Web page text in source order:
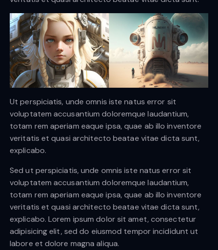
Ut perspiciatis, unde omnis iste natus error sit
voluptatem accusantium doloremque laudantium,
totam rem aperiam eaque ipsa, quae ab illo inventore
veritatis et quasi architecto beatae vitae dicta sunt,
explicabo.
Sed ut perspiciatis, unde omnis iste natus error sit
voluptatem accusantium doloremque laudantium,
totam rem aperiam eaque ipsa, quae ab illo inventore
veritatis et quasi architecto beatae vitae dicta sunt,
explicabo. Lorem ipsum dolor sit amet, consectetur
adipisicing elit, sed do eiusmod tempor incididunt ut
labore et dolore magna aliqua.